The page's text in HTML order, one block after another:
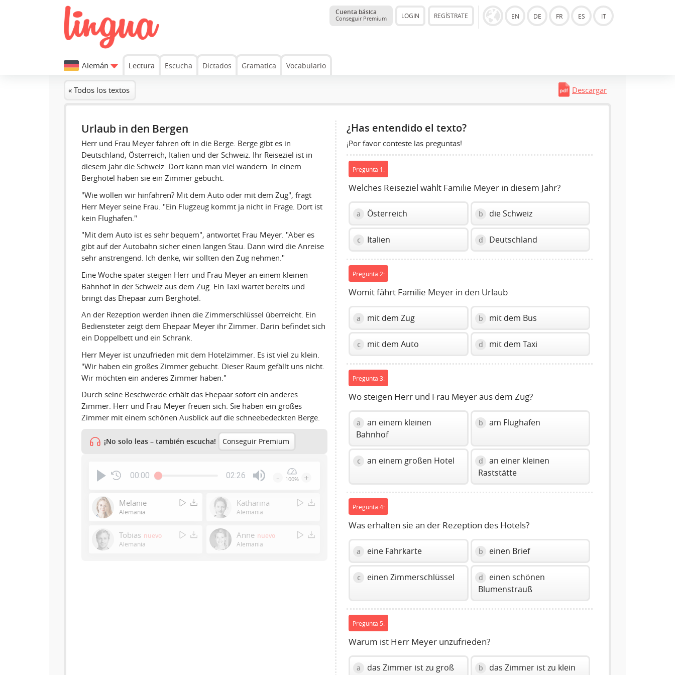
Cuenta básica
Conseguir Premium LOGIN REGÍSTRATE EN DE FR ES IT
Alemán Lectura Escucha Dictados Gramatica Vocabulario
« Todos los textos Descargar
Urlaub in den Bergen
Herr und Frau Meyer fahren oft in die Berge. Berge gibt es in
Deutschland, Österreich, Italien und der Schweiz. Ihr Reiseziel ist in
diesem Jahr die Schweiz. Dort kann man viel wandern. In einem
Berghotel haben sie ein Zimmer gebucht.
"Wie wollen wir hinfahren? Mit dem Auto oder mit dem Zug", fragt
Herr Meyer seine Frau. "Ein Flugzeug kommt ja nicht in Frage. Dort ist
kein Flughafen."
"Mit dem Auto ist es sehr bequem", antwortet Frau Meyer. "Aber es
gibt auf der Autobahn sicher einen langen Stau. Dann wird die Anreise
sehr anstrengend. Ich denke, wir sollten den Zug nehmen."
Eine Woche später steigen Herr und Frau Meyer an einem kleinen
Bahnhof in der Schweiz aus dem Zug. Ein Taxi wartet bereits und
bringt das Ehepaar zum Berghotel.
An der Rezeption werden ihnen die Zimmerschlüssel überreicht. Ein
Bediensteter zeigt dem Ehepaar Meyer ihr Zimmer. Darin befindet sich
ein Doppelbett und ein Schrank.
Herr Meyer ist unzufrieden mit dem Hotelzimmer. Es ist viel zu klein.
"Wir haben ein großes Zimmer gebucht. Dieser Raum gefällt uns nicht.
Wir möchten ein anderes Zimmer haben."
Durch seine Beschwerde erhält das Ehepaar sofort ein anderes
Zimmer. Herr und Frau Meyer freuen sich. Sie haben ein großes
Zimmer mit einem schönen Ausblick auf die schneebedeckten Berge.
¡No solo leas – también escucha! Conseguir Premium
00:00 02:26
or
to
show
- 100% +
Melanie
Alemania
Katharina
Alemania
Tobias nuevo
Alemania
Anne nuevo
Alemania
¿Has entendido el texto?
¡Por favor conteste las preguntas!
Pregunta 1:
Welches Reiseziel wählt Familie Meyer in diesem Jahr?
a Österreich b die Schweiz
c Italien d Deutschland
Pregunta 2:
Womit fährt Familie Meyer in den Urlaub
a mit dem Zug b mit dem Bus
c mit dem Auto d mit dem Taxi
Pregunta 3:
Wo steigen Herr und Frau Meyer aus dem Zug?
a
an einem kleinen
Bahnhof
b am Flughafen
c an einem großen Hotel d
an einer kleinen
Raststätte
Pregunta 4:
Was erhalten sie an der Rezeption des Hotels?
a eine Fahrkarte b einen Brief
c einen Zimmerschlüssel d
einen schönen
Blumenstrauß
Pregunta 5:
Warum ist Herr Meyer unzufrieden?
a das Zimmer ist zu groß b das Zimmer ist zu klein